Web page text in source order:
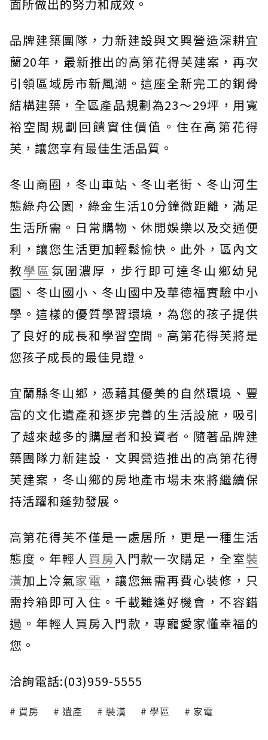
面所做出的努力和成效。
品牌建築團隊，力新建設與文興營造深耕宜
蘭20年，最新推出的高第花得芙建案，再次
引領區域房市新風潮。這座全新完工的鋼骨
結構建築，全區產品規劃為23～29坪，用寬
裕空間規劃回饋實住價值。住在高第花得
芙，讓您享有最佳生活品質。
冬山商圈，冬山車站、冬山老街、冬山河生
態綠舟公園，綠金生活10分鐘微距離，滿足
生活所需。日常購物、休閒娛樂以及交通便
利，讓您生活更加輕鬆愉快。此外，區內文
教學區 氛圍濃厚，步行即可達冬山鄉幼兒
園、冬山國小、冬山國中及華德福實驗中小
學。這樣的優質學習環境，為您的孩子提供
了良好的成長和學習空間。高第花得芙將是
您孩子成長的最佳見證。
宜蘭縣冬山鄉，憑藉其優美的自然環境、豐
富的文化遺產和逐步完善的生活設施，吸引
了越來越多的購屋者和投資者。隨著品牌建
築團隊力新建設．文興營造推出的高第花得
芙建案，冬山鄉的房地產市場未來將繼續保
持活躍和蓬勃發展。
高第花得芙不僅是一處居所，更是一種生活
態度。年輕人買房入門款一次購足，全室裝
潢加上冷氣家電 ，讓您無需再費心裝修，只
需拎箱即可入住。千載難逢好機會，不容錯
過。年輕人買房入門款，專寵愛家懂幸福的
您。
洽詢電話:(03)959-5555
買房 遺產 裝潢 學區 家電